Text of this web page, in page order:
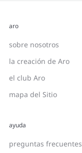
aro
sobre nosotros
la creación de Aro
el club Aro
mapa del Sitio
ayuda
preguntas frecuentes